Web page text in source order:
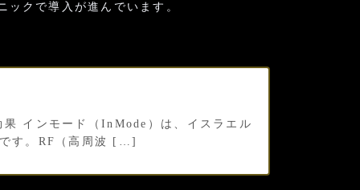
クで導入が進んでいます。
インモード（InMode）は、イスラエル
です。RF（高周波 […]